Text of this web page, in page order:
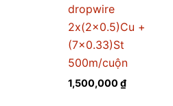
dropwire
2x(2×0.5)Cu +
(7×0.33)St
500m/cuộn
1,500,000₫